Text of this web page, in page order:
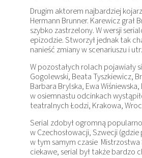
Drugim aktorem najbardziej
Hermann Brunner. Karewicz
szybko zastrzelony. W wersji
epizodzie. Stworzył jednak tak
nanieść zmiany w scenariuszu i
W pozostałych rolach pojawiały
Gogolewski, Beata Tyszkiewicz,
Barbara Brylska, Ewa
w osiemnastu odcinkach
teatralnych Łodzi, Krakowa,
Serial zdobył ogromną
w Czechosłowacji, Szwecji
w tym samym czasie Mistrzostwa
ciekawe, serial był także bardzo